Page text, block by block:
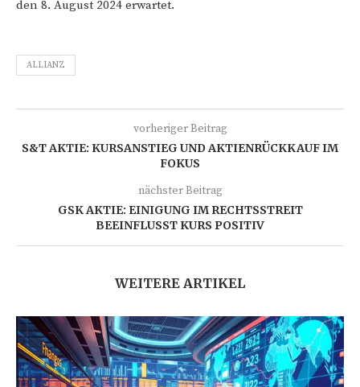
den 8. August 2024 erwartet.
ALLIANZ
vorheriger Beitrag
S&T AKTIE: KURSANSTIEG UND AKTIENRÜCKKAUF IM
FOKUS
nächster Beitrag
GSK AKTIE: EINIGUNG IM RECHTSSTREIT
BEEINFLUSST KURS POSITIV
WEITERE ARTIKEL